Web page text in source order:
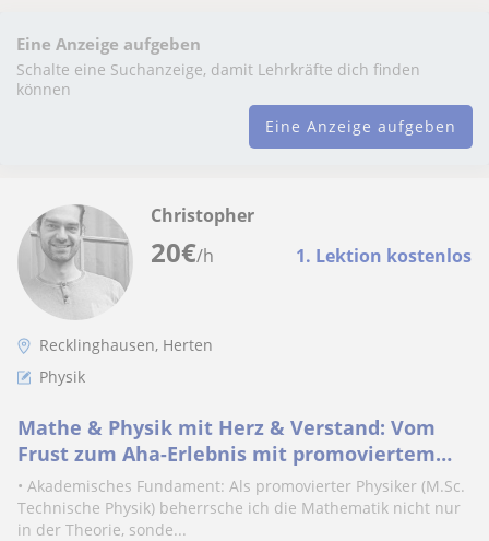
Eine Anzeige aufgeben
Schalte eine Suchanzeige, damit Lehrkräfte dich finden
können
Eine Anzeige aufgeben
20€/h 1. Lektion kostenlos
Christopher
Recklinghausen, Herten
Physik
Mathe & Physik mit Herz & Verstand: Vom
Frust zum Aha-Erlebnis mit promoviertem
Physiker & systemischem Coach!
• Akademisches Fundament: Als promovierter Physiker (M.Sc.
Technische Physik) beherrsche ich die Mathematik nicht nur
in der Theorie, sonde...